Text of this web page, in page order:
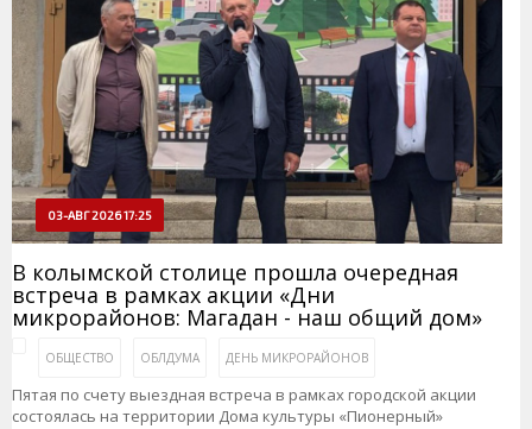
03-АВГ 2026 17:25
В колымской столице прошла очередная
встреча в рамках акции «Дни
микрорайонов: Магадан - наш общий дом»
ОБЩЕСТВО ОБЛДУМА ДЕНЬ МИКРОРАЙОНОВ
Пятая по счету выездная встреча в рамках городской акции
состоялась на территории Дома культуры «Пионерный»